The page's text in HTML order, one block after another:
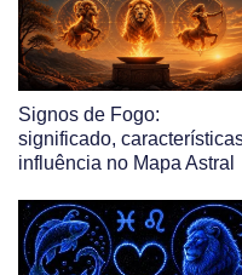
Signos de Fogo:
significado,
influência no Mapa Astral